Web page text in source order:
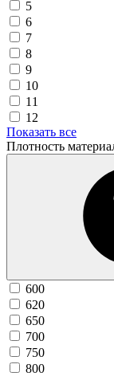
5
6
7
8
9
10
11
12
Показать все
Плотность
600
620
650
700
750
800